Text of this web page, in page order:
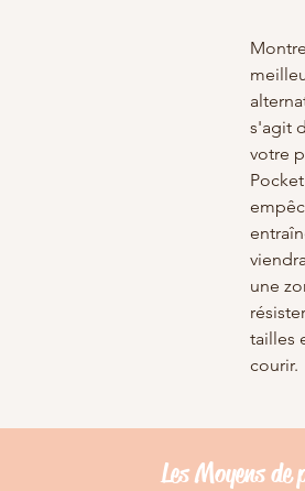
s'agit
votre
une
tailles
courir.
Les Moyens de